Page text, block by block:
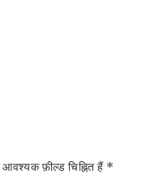
आवश्यक फ़ील्ड चिह्नित हैं *